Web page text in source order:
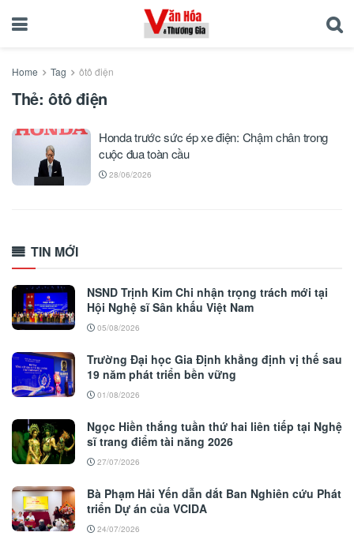
Home Tag ôtô điện
Thẻ: ôtô điện
Honda trước sức ép xe điện: Chậm chân trong
cuộc đua toàn cầu
28/06/2026
TIN MỚI
NSND Trịnh Kim Chi nhận trọng trách mới tại
Hội Nghệ sĩ Sân khấu Việt Nam
05/08/2026
Trường Đại học Gia Định khẳng định vị thế sau
19 năm phát triển bền vững
01/08/2026
Ngọc Hiền thắng tuần thứ hai liên tiếp tại Nghệ
sĩ trang điểm tài năng 2026
27/07/2026
Bà Phạm Hải Yến dẫn dắt Ban Nghiên cứu Phát
triển Dự án của VCIDA
24/07/2026